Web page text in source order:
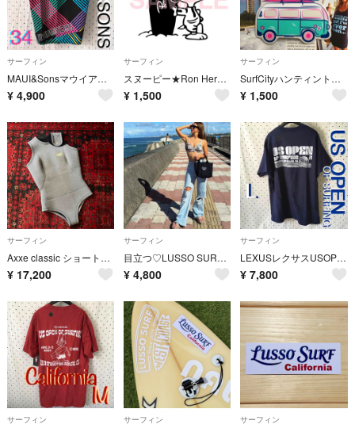
サーフィン
MAUI&SonsマウイアンドサンズUS限定サーフショーツ海パン34インチ
¥ 4,900
サーフィン
スヌーピー★Ron Hermanカッティングステッカー
¥ 1,500
サーフィン
SurfCityハンティントンビーチUS限定激レアnewサーフヴァンステッカー
¥ 1,500
サーフィン
Axxe classic ショートジョン 2mm レディース
¥ 17,200
サーフィン
目立つ♡LUSSO SURF ロングビーチトートバッグ ブラック ロンハーマン
¥ 4,800
サーフィン
LEXUSレクサスUSOPENsurf＠ハンティントンビーチ限定記念TシャツL
¥ 7,800
サーフィン サーフィン サーフィン